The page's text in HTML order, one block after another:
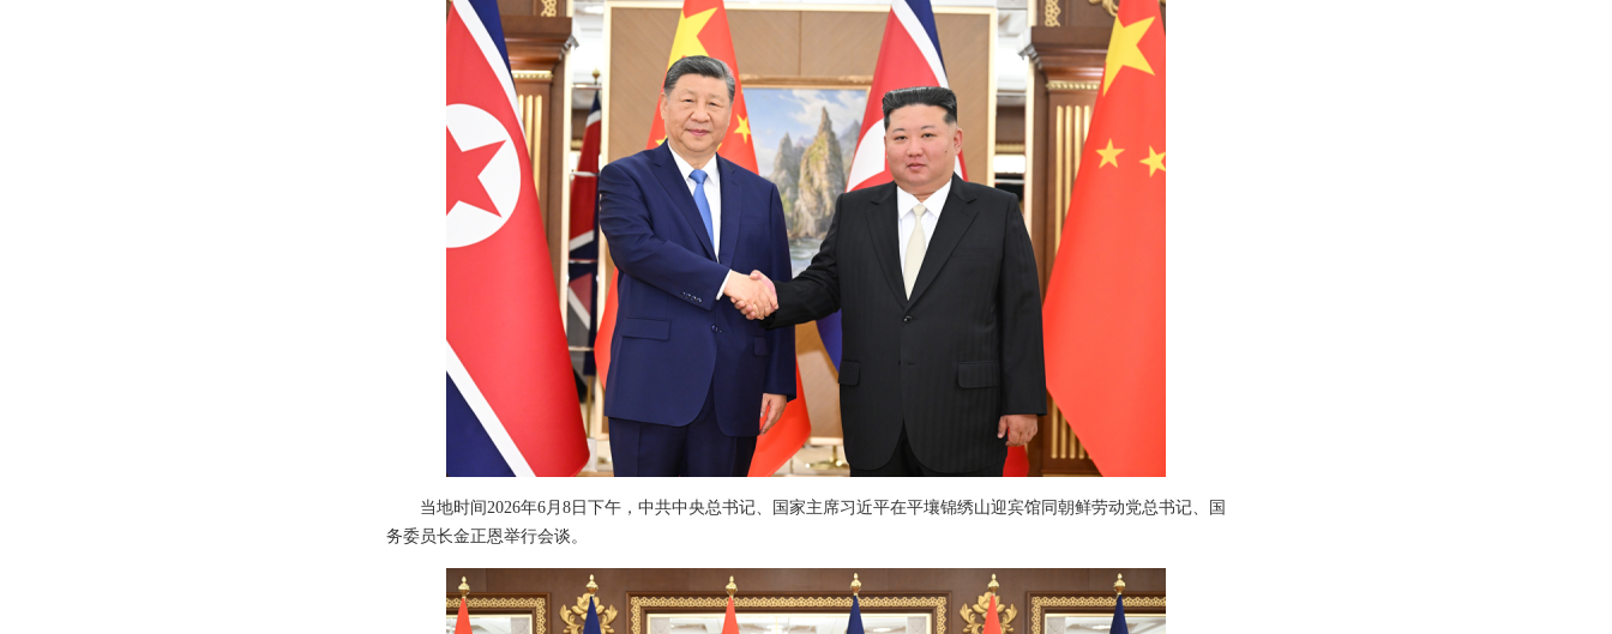
当地时间2026年6月8日下午，中共中央总书记、国家主席习近平在平壤锦绣山迎宾馆同朝鲜劳动党总书记、国
务委员长金正恩举行会谈。